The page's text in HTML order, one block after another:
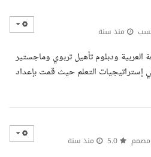
منذ سنة
العربية ودبلوم تأهيل تربوي وماجستير
إستراتيجيات التعلم حيث قمت بإعداد
منذ سنة